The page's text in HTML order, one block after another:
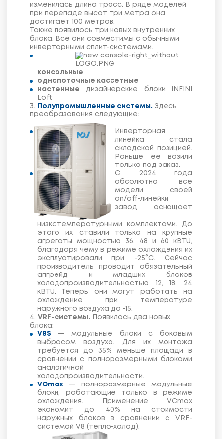
изменилась длина трасс. В ряде моделей
при перепаде высот три метра она
достигает 100 метров.
Также появилось три новых внутренних
блока. Все они совместимы с обычными
инверторными сплит-системами.
консольные
однопоточные кассетные
настенные дизайнерские блоки INFINI
Loft
3.
Полупромышленные системы. Здесь
преобразования следующие:
Инверторная
линейка стала
складской позицией.
Раньше ее возили
только под заказ.
С 2024 года
абсолютно все
модели своей
on/off-линейки
завод оснащает
низкотемпературными комплектами. До
этого их ставили только на крупные
агрегаты мощностью 36, 48 и 60 кBTU,
благодаря чему в режиме охлаждения их
эксплуатировали при -25°С. Сейчас
производитель проводит обязательный
апгрейд и младших блоков
холодопроизводительностью 12, 18, 24
кBTU. Теперь они могут работать на
охлаждение при температуре
наружного воздуха до -15.
4. VRF-системы. Появилось два новых
блока:
V8S — модульные блоки с боковым
выбросом воздуха. Для их монтажа
требуется до 35% меньше площади в
сравнении с полноразмерными блоками
аналогичной
холодопроизводительности.
VCmax — полноразмерные модульные
блоки, работающие только в режиме
охлаждения. Применение VCmax
экономит до 40% на стоимости
наружных блоков в сравнении с VRF-
системой V8 (тепло-холод).